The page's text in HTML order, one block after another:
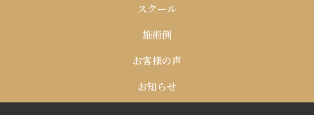
スクール
施術例
お客様の声
お知らせ